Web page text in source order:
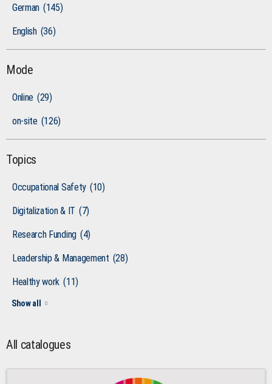
German (145)
English (36)
Mode
Online (29)
on-site (126)
Topics
Occupational Safety (10)
Digitalization & IT (7)
Research Funding (4)
Leadership & Management (28)
Healthy work (11)
Show all
All catalogues